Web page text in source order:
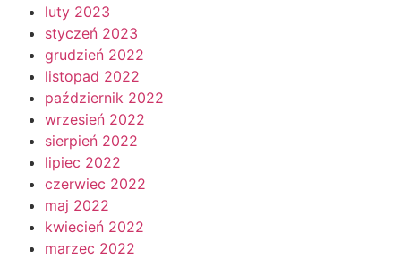
luty 2023
styczeń 2023
grudzień 2022
listopad 2022
październik 2022
wrzesień 2022
sierpień 2022
lipiec 2022
czerwiec 2022
maj 2022
kwiecień 2022
marzec 2022